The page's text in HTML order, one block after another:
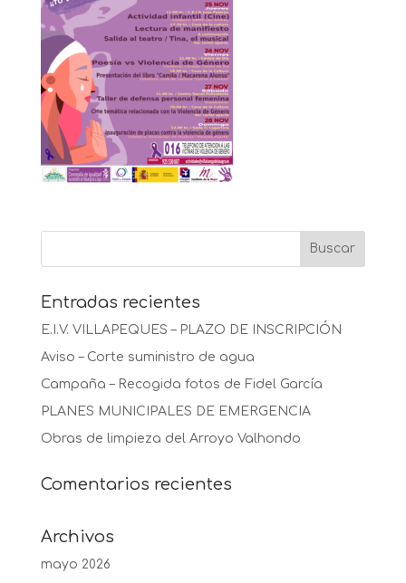
Entradas recientes
E.I.V. VILLAPEQUES – PLAZO DE INSCRIPCIÓN
Aviso – Corte suministro de agua
Campaña – Recogida fotos de Fidel García
PLANES MUNICIPALES DE EMERGENCIA
Obras de limpieza del Arroyo Valhondo
Comentarios recientes
Archivos
mayo 2026